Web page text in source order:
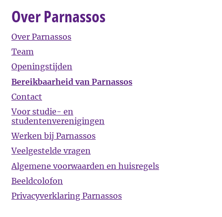
Over Parnassos
Over Parnassos
Team
Openingstijden
Bereikbaarheid van Parnassos
Contact
Voor studie- en
studentenverenigingen
Werken bij Parnassos
Veelgestelde vragen
Algemene voorwaarden en huisregels
Beeldcolofon
Privacyverklaring Parnassos